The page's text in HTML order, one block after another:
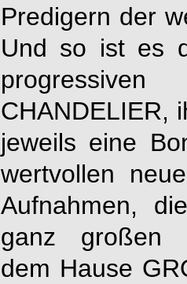
Predigern der
Und so ist es
CHANDELIER,
jeweils eine
wertvollen
Aufnahmen,
ganz großen
dem Hause